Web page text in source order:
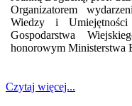
Organizatorem
Wiedzy i
Gospodarstwa
honorowym Ministerstwa
Czytaj więcej...